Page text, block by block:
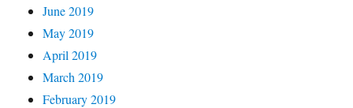
June 2019
May 2019
April 2019
March 2019
February 2019